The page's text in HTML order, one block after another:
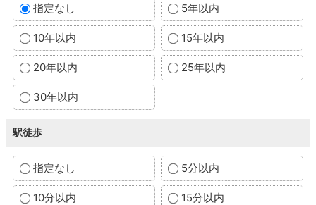
指定なし 5年以内
10年以内 15年以内
20年以内 25年以内
30年以内
駅徒歩
指定なし 5分以内
10分以内 15分以内